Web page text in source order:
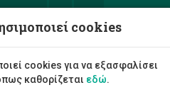
cookies
cookies για να εξασφαλίσει
καθορίζεται εδώ.